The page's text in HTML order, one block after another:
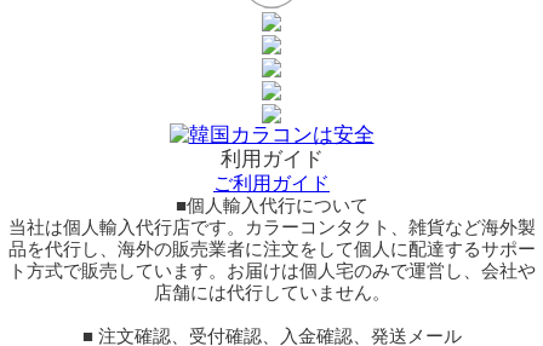
利用ガイド
ご利用ガイド
■個人輸入代行について
当社は個人輸入代行店です。カラーコンタクト、雑貨など海外製
品を代行し、海外の販売業者に注文をして個人に配達するサポー
ト方式で販売しています。お届けは個人宅のみで運営し、会社や
店舗には代行していません。
■ 注文確認、受付確認、入金確認、発送メール